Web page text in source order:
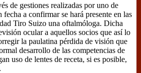
de gestiones realizadas por uno de
fecha a confirmar se hará presente en las
Tiro Suizo una oftalmóloga. Dicha
ocular a aquellos socios que así lo
la paulatina pérdida de visión que
desarrollo de las competencias de
uso de lentes de receta, si es posible,